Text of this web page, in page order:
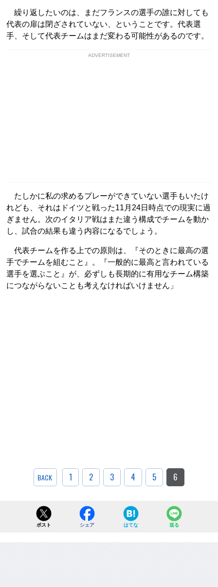
繰り返したいのは、まだフランスの選手の誰に対しても
代表の扉は閉ざされていない、ということです。代表選
手、そして代表チームはまだ変わる可能性があるのです。
ADVERTISEMENT
たしかに私の求めるプレーができていない選手もいたけ
れども、それはドイツと戦った11月24日時点での現実に過
ぎません。次のイタリア戦はまた違う構成でチームを動か
し、試合の結果も違う内容になるでしょう。
代表チームを作る上での原則は、『そのときに最高の選
手でチームを組むこと』。『一般的に最高と言われている
選手を選ぶこと』が、必ずしも長期的に有用なチーム構築
につながらないことも考えなければいけません」
BACK 1 2 3 4 5 6
ポスト シェア はてな 送る